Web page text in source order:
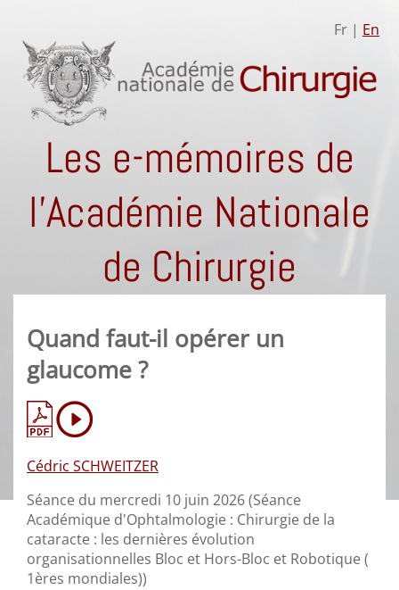
Fr | En
Les e-mémoires de
l'Académie Nationale
de Chirurgie
Quand faut-il opérer un
glaucome ?
Cédric SCHWEITZER
Séance du mercredi 10 juin 2026 (Séance
Académique d'Ophtalmologie : Chirurgie de la
cataracte : les dernières évolution
organisationnelles Bloc et Hors-Bloc et Robotique (
1ères mondiales))